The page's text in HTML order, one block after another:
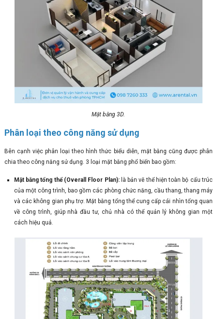
Mặt bằng 3D.
Phân loại theo công năng sử dụng
Bên cạnh việc phân loại theo hình thức biểu diễn, mặt bằng cũng được phân
chia theo công năng sử dụng. 3 loại mặt bằng phổ biến bao gồm:
Mặt bằng tổng thể (Overall Floor Plan):là bản vẽ thể hiện toàn bộ cấu trúc
của một công trình, bao gồm các phòng chức năng, cầu thang, thang máy
và các không gian phụ trợ. Mặt bằng tổng thể cung cấp cái nhìn tổng quan
về công trình, giúp nhà đầu tư, chủ nhà có thể quản lý không gian một
cách hiệu quả.